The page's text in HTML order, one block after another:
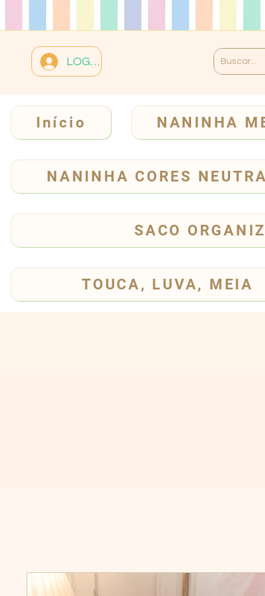
LOGIN
Início NANINHA
NANINHA CORES
SACO
TOUCA, LUVA, MEIA